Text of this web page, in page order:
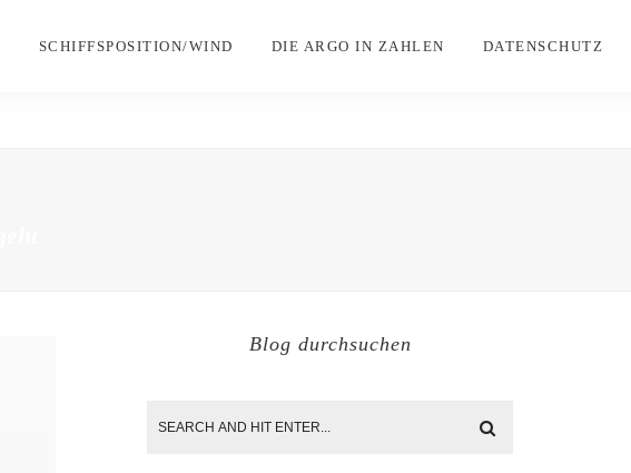
SCHIFFSPOSITION/WIND DIE ARGO IN ZAHLEN DATENSCHUTZ
Blog durchsuchen